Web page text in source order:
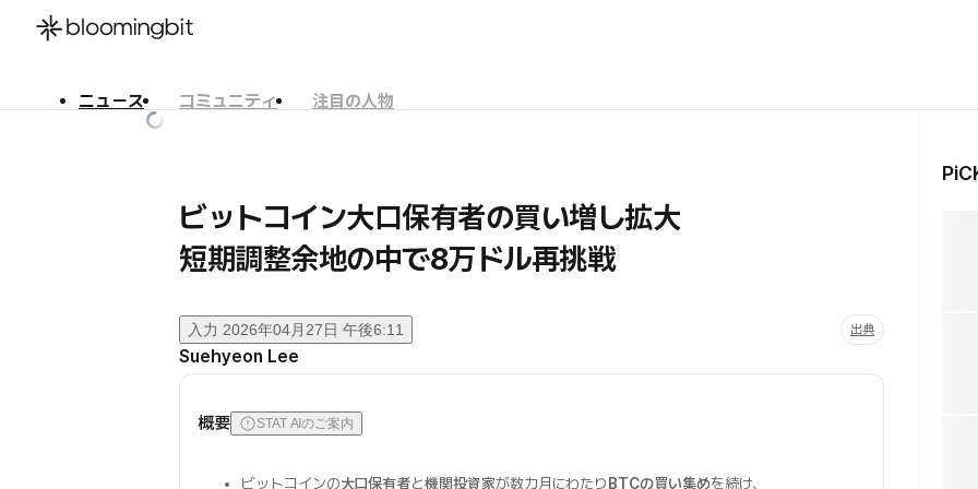
ニュース コミュニティ
注目の人物
ビットコイン大口保有者の買い増し拡大
短期調整余地の中で8万ドル再挑戦
入力 2026年04月27日 午後6:11 出典
Suehyeon Lee
概要 STAT AIのご案内
ビットコインの大口保有者と機関投資家が数カ月にわたり BTCの買い集めを続け、